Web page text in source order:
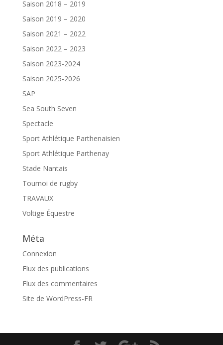
Saison 2018 – 2019
Saison 2019 – 2020
Saison 2021 – 2022
Saison 2022 – 2023
Saison 2023-2024
Saison 2025-2026
SAP
Sea South Seven
Spectacle
Sport Athlétique Parthenaisien
Sport Athlétique Parthenay
Stade Nantais
Tournoi de rugby
TRAVAUX
Voltige Équestre
Méta
Connexion
Flux des publications
Flux des commentaires
Site de WordPress-FR